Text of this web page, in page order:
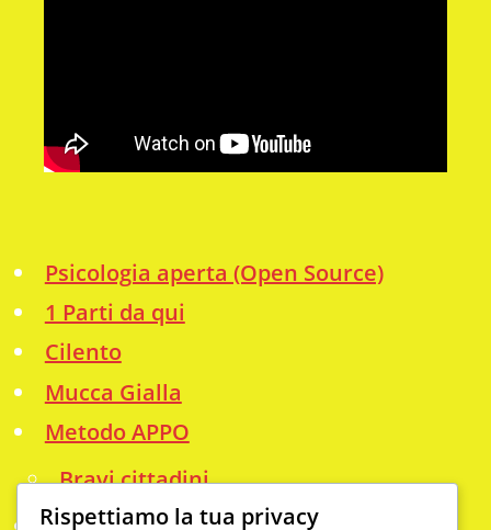
Psicologia aperta (Open Source)
1 Parti da qui
Cilento
Mucca Gialla
Metodo APPO
Bravi cittadini
Rispettiamo la tua privacy